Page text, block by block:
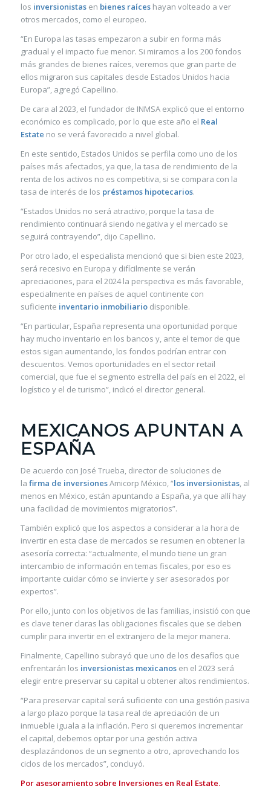
los inversionistas en bienes raíceshayan volteado a ver
otros mercados, como el europeo.
“En Europa las tasas empezaron a subir en forma más
gradual y el impacto fue menor. Si miramos a los 200 fondos
más grandes de bienes raíces, veremos que gran parte de
ellos migraron sus capitales desde Estados Unidos hacia
Europa”, agregó Capellino.
De cara al 2023, el fundador de INMSA explicó que el entorno
económico es complicado, por lo que este año el Real
Estate no se verá favorecido a nivel global.
En este sentido, Estados Unidos se perfila como uno de los
países más afectados, ya que, la tasa de rendimiento de la
renta de los activos no es competitiva, si se compara con la
tasa de interés de los préstamos hipotecarios.
“Estados Unidos no será atractivo, porque la tasa de
rendimiento continuará siendo negativa y el mercado se
seguirá contrayendo”, dijo Capellino.
Por otro lado, el especialista mencionó que si bien este 2023,
será recesivo en Europa y difícilmente se verán
apreciaciones, para el 2024 la perspectiva es más favorable,
especialmente en países de aquel continente con
suficiente inventario inmobiliariodisponible.
“En particular, España representa una oportunidad porque
hay mucho inventario en los bancos y, ante el temor de que
estos sigan aumentando, los fondos podrían entrar con
descuentos. Vemos oportunidades en el sector retail
comercial, que fue el segmento estrella del país en el 2022, el
logístico y el de turismo”, indicó el director general.
MEXICANOS APUNTAN A
ESPAÑA
De acuerdo con José Trueba, director de soluciones de
la firma de inversionesAmicorp México, “los inversionistas, al
menos en México, están apuntando a España, ya que allí hay
una facilidad de movimientos migratorios”.
También explicó que los aspectos a considerar a la hora de
invertir en esta clase de mercados se resumen en obtener la
asesoría correcta: “actualmente, el mundo tiene un gran
intercambio de información en temas fiscales, por eso es
importante cuidar cómo se invierte y ser asesorados por
expertos”.
Por ello, junto con los objetivos de las familias, insistió con que
es clave tener claras las obligaciones fiscales que se deben
cumplir para invertir en el extranjero de la mejor manera.
Finalmente, Capellino subrayó que uno de los desafíos que
enfrentarán los inversionistas mexicanosen el 2023 será
elegir entre preservar su capital u obtener altos rendimientos.
“Para preservar capital será suficiente con una gestión pasiva
a largo plazo porque la tasa real de apreciación de un
inmueble iguala a la inflación. Pero si queremos incrementar
el capital, debemos optar por una gestión activa
desplazándonos de un segmento a otro, aprovechando los
ciclos de los mercados”, concluyó.
Por asesoramiento sobre Inversiones en Real Estate,